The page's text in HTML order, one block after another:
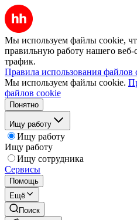
Мы используем файлы cookie,
правильную работу нашего веб-
трафик.
Правила использования файлов
Мы используем файлы cookie.
файлов cookie
Понятно
Ищу работу
Ищу работу
Ищу работу
Ищу сотрудника
Сервисы
Помощь
Ещё
Поиск